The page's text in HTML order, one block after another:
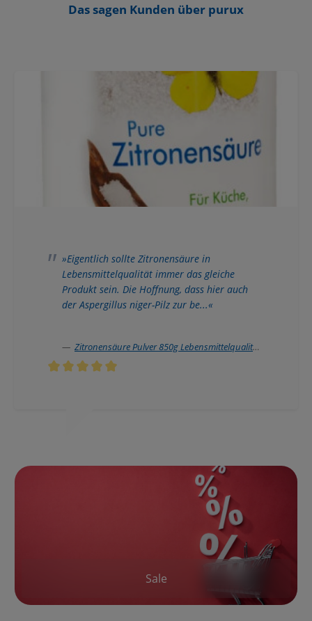
Das sagen Kunden über purux
»Eigentlich sollte Zitronensäure in
Lebensmittelqualität immer das gleiche
Produkt sein. Die Hoffnung, dass hier auch
der Aspergillus niger-Pilz zur be...«
Zitronensäure Pulver 850g Lebensmittelqualität gentechnikfrei
Kategoriegalerie überspringen
Sale